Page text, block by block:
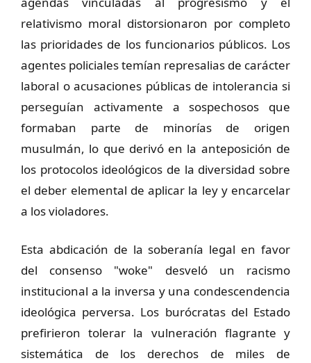
relativismo moral distorsionaron por completo
las prioridades de los funcionarios públicos. Los
agentes policiales temían represalias de carácter
laboral o acusaciones públicas de intolerancia si
perseguían activamente a sospechosos que
formaban parte de minorías de origen
musulmán, lo que derivó en la anteposición de
los protocolos ideológicos de la diversidad sobre
el deber elemental de aplicar la ley y encarcelar
a los violadores.
Esta abdicación de la soberanía legal en favor
del consenso "woke" desveló un racismo
institucional a la inversa y una condescendencia
ideológica perversa. Los burócratas del Estado
prefirieron tolerar la vulneración flagrante y
sistemática de los derechos de miles de